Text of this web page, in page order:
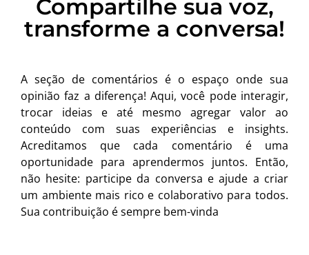
Compartilhe sua voz,
transforme a conversa!
A seção de comentários é o espaço onde sua
opinião faz a diferença! Aqui, você pode interagir,
trocar ideias e até mesmo agregar valor ao
conteúdo com suas experiências e insights.
Acreditamos que cada comentário é uma
oportunidade para aprendermos juntos. Então,
não hesite: participe da conversa e ajude a criar
um ambiente mais rico e colaborativo para todos.
Sua contribuição é sempre bem-vinda